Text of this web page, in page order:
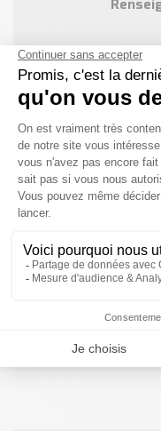
Vous
Votre Devis